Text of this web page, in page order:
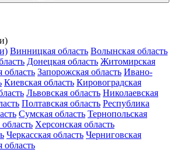
Винницкая область Волынская область
Донецкая область Житомирская
область Запорожская область Ивано-
Киевская область Кировоградская
Львовская область Николаевская
Полтавская область Республика
Сумская область Тернопольская
Херсонская область
Черкасская область Черниговская
область